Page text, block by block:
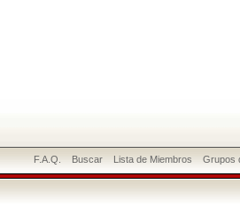
F.A.Q. Buscar Lista de Miembros Grupos